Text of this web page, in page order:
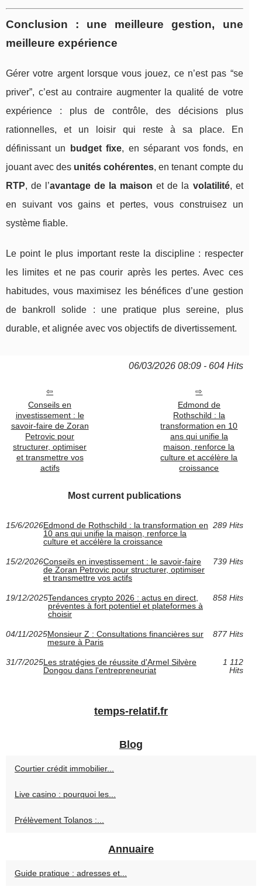
Conclusion : une meilleure gestion, une
meilleure expérience
Gérer votre argent lorsque vous jouez, ce n’est pas “se
priver”, c’est au contraire augmenter la qualité de votre
expérience : plus de contrôle, des décisions plus
rationnelles, et un loisir qui reste à sa place. En
définissant un
budget fixe, en séparant vos fonds, en
jouant avec des unités cohérentes, en tenant compte du
RTP, de l’avantage de la maison et de la volatilité, et
en suivant vos gains et pertes, vous construisez un
système fiable.
Le point le plus important reste la discipline : respecter
les limites et ne pas courir après les pertes. Avec ces
habitudes, vous maximisez les bénéfices d’une gestion
de bankroll solide : une pratique plus sereine, plus
durable, et alignée avec vos objectifs de divertissement.
06/03/2026 08:09 - 604 Hits
Conseils en
investissement : le
savoir-faire de Zoran
Petrovic pour
structurer, optimiser
et transmettre vos
actifs
Edmond de
Rothschild : la
transformation en 10
ans qui unifie la
maison, renforce la
culture et accélère la
croissance
Most current publications
15/6/2026Edmond de Rothschild : la transformation en
10 ans qui unifie la maison, renforce la
culture et accélère la croissance
289 Hits
15/2/2026Conseils en investissement : le savoir-faire
de Zoran Petrovic pour structurer, optimiser
et transmettre vos actifs
739 Hits
19/12/2025Tendances crypto 2026 : actus en direct,
préventes à fort potentiel et plateformes à
choisir
858 Hits
04/11/2025Monsieur Z : Consultations financières sur
mesure à Paris
877 Hits
31/7/2025Les stratégies de réussite d'Armel Silvère
Dongou dans l'entrepreneuriat
1 112
Hits
temps-relatif.fr
Blog
Courtier crédit immobilier...
Live casino : pourquoi les...
Prélèvement Tolanos :...
Annuaire
Guide pratique : adresses et...